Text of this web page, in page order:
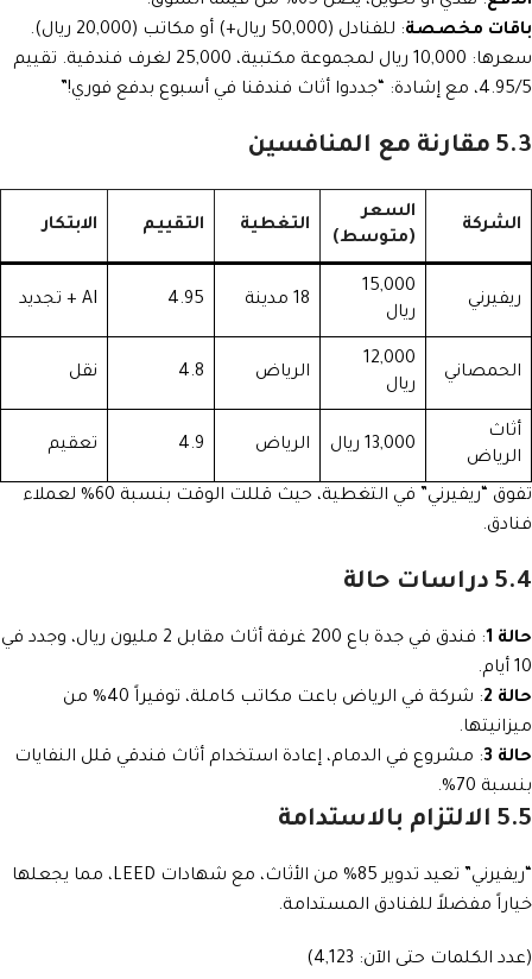
باقات مخصصة: للفنادل (50,000 ريال+) أو مكاتب (20,000 ريال).
سعرها: 10,000 ريال لمجموعة مكتبية، 25,000 لغرف فندقية. تقييم
4.95/5، مع إشادة: “جددوا أثاث فندقنا في أسبوع بدفع فوري!”
5.3 مقارنة مع المنافسين
الشركة
السعر
(متوسط)
التغطية التقييم الابتكار
ريفيرني
15,000
ريال
18 مدينة 4.95 AI + تجديد
الحمصاني
12,000
ريال
الرياض 4.8 نقل
أثاث
الرياض
13,000 ريال الرياض 4.9 تعقيم
تفوق “ريفيرني” في التغطية، حيث قللت الوقت بنسبة 60% لعملاء
فنادق.
5.4 دراسات حالة
حالة 1
: فندق في جدة باع 200 غرفة أثاث مقابل 2 مليون ريال، وجدد في
10 أيام.
حالة 2
: شركة في الرياض باعت مكاتب كاملة، توفيراً 40% من
ميزانيتها.
حالة 3
: مشروع في الدمام، إعادة استخدام أثاث فندقي قلل النفايات
بنسبة 70%.
5.5 الالتزام بالاستدامة
“ريفيرني” تعيد تدوير 85% من الأثاث، مع شهادات LEED، مما يجعلها
خياراً مفضلاً للفنادق المستدامة.
(عدد الكلمات حتى الآن: 4,123)